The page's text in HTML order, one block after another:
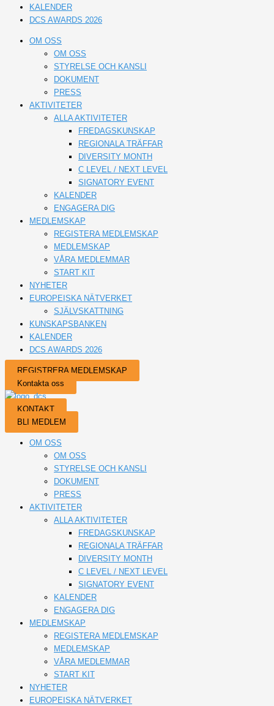
KALENDER
DCS AWARDS 2026
OM OSS
OM OSS
STYRELSE OCH KANSLI
DOKUMENT
PRESS
AKTIVITETER
ALLA AKTIVITETER
FREDAGSKUNSKAP
REGIONALA TRÄFFAR
DIVERSITY MONTH
C LEVEL / NEXT LEVEL
SIGNATORY EVENT
KALENDER
ENGAGERA DIG
MEDLEMSKAP
REGISTERA MEDLEMSKAP
MEDLEMSKAP
VÅRA MEDLEMMAR
START KIT
NYHETER
EUROPEISKA NÄTVERKET
SJÄLVSKATTNING
KUNSKAPSBANKEN
KALENDER
DCS AWARDS 2026
REGISTRERA MEDLEMSKAP
Kontakta oss
KONTAKT
BLI MEDLEM
OM OSS
OM OSS
STYRELSE OCH KANSLI
DOKUMENT
PRESS
AKTIVITETER
ALLA AKTIVITETER
FREDAGSKUNSKAP
REGIONALA TRÄFFAR
DIVERSITY MONTH
C LEVEL / NEXT LEVEL
SIGNATORY EVENT
KALENDER
ENGAGERA DIG
MEDLEMSKAP
REGISTERA MEDLEMSKAP
MEDLEMSKAP
VÅRA MEDLEMMAR
START KIT
NYHETER
EUROPEISKA NÄTVERKET